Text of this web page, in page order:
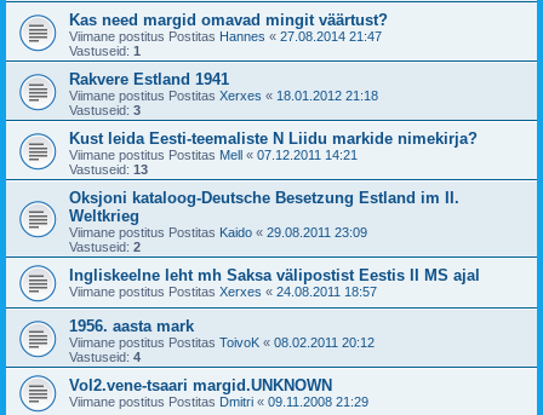
Kas need margid omavad mingit väärtust?
Viimane postitus Postitas Hannes « 27.08.2014 21:47
Vastuseid: 1
Rakvere Estland 1941
Viimane postitus Postitas Xerxes « 18.01.2012 21:18
Vastuseid: 3
Kust leida Eesti-teemaliste N Liidu markide nimekirja?
Viimane postitus Postitas Mell « 07.12.2011 14:21
Vastuseid: 13
Oksjoni kataloog-Deutsche Besetzung Estland im II.
Weltkrieg
Viimane postitus Postitas Kaido « 29.08.2011 23:09
Vastuseid: 2
Ingliskeelne leht mh Saksa välipostist Eestis II MS ajal
Viimane postitus Postitas Xerxes « 24.08.2011 18:57
1956. aasta mark
Viimane postitus Postitas ToivoK « 08.02.2011 20:12
Vastuseid: 4
Vol2.vene-tsaari margid.UNKNOWN
Viimane postitus Postitas Dmitri « 09.11.2008 21:29